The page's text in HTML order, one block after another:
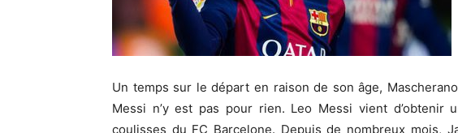
Un temps sur le départ en raison de son âge,
Messi n’y est pas pour rien. Leo Messi vient d’obtenir
coulisses du FC Barcelone. Depuis de nombreux mois,